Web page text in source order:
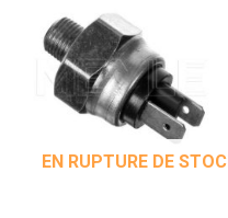
EN RUPTURE DE